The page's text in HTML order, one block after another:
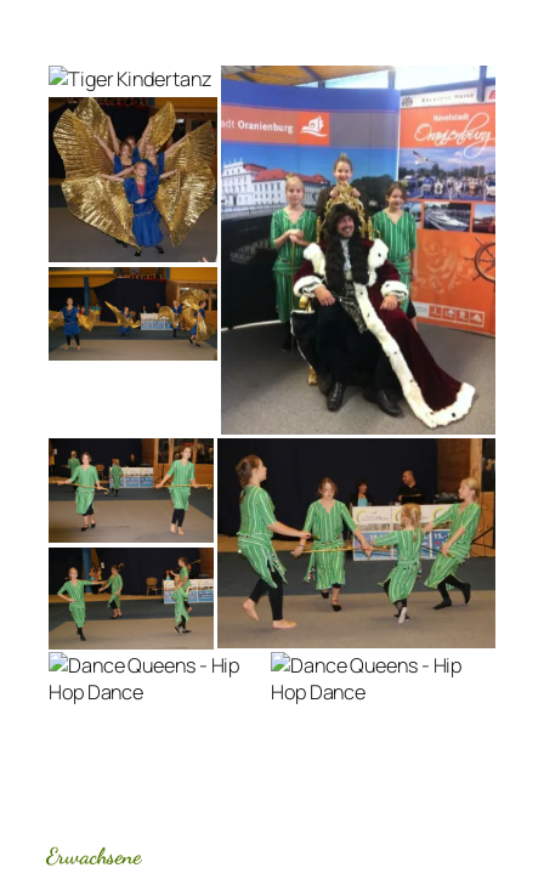
Erwachsene